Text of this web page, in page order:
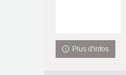
Plus d'infos